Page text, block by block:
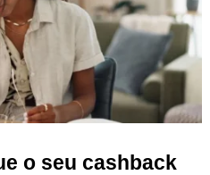
o seu cashback